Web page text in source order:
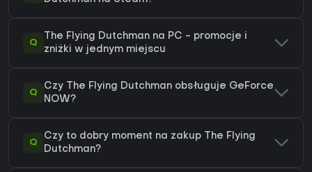
Q
The Flying Dutchman na PC - promocje i
zniżki w jednym miejscu
Q
Czy The Flying Dutchman obsługuje GeForce
NOW?
Q
Czy to dobry moment na zakup The Flying
Dutchman?